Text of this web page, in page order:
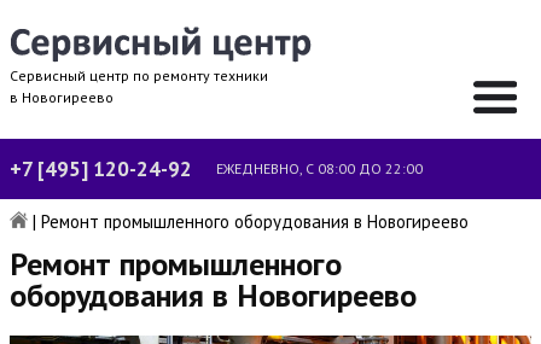
Сервисный центр по ремонту техники
в Новогиреево
+7 [495] 120-24-92 ЕЖЕДНЕВНО, С 08:00 ДО 22:00
| Ремонт промышленного оборудования в Новогиреево
Ремонт промышленного
оборудования в Новогиреево